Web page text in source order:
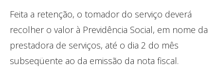
Feita a retenção, o tomador do serviço deverá
recolher o valor à Previdência Social, em nome da
prestadora de serviços, até o dia 2 do mês
subseqüente ao da emissão da nota fiscal.